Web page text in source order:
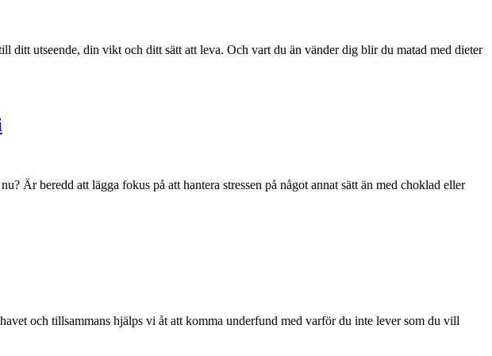
utseende, din vikt och ditt sätt att leva. Och vart du än vänder dig blir du matad med dieter
Är beredd att lägga fokus på att hantera stressen på något annat sätt än med choklad eller
och tillsammans hjälps vi åt att komma underfund med varför du inte lever som du vill